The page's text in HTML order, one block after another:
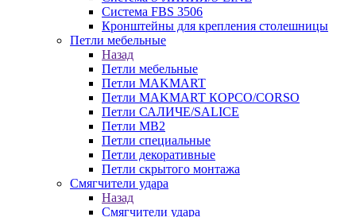
Система FBS 3506
Кронштейны для крепления столешницы
Петли мебельные
Назад
Петли мебельные
Петли MAKMART
Петли MAKMART КОРСО/CORSO
Петли САЛИЧЕ/SALICE
Петли MB2
Петли специальные
Петли декоративные
Петли скрытого монтажа
Смягчители удара
Назад
Смягчители удара